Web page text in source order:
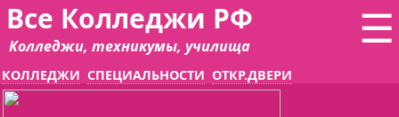
☰
Все Колледжи РФ
Колледжи, техникумы, училища
КОЛЛЕДЖИ СПЕЦИАЛЬНОСТИ ОТКР.ДВЕРИ